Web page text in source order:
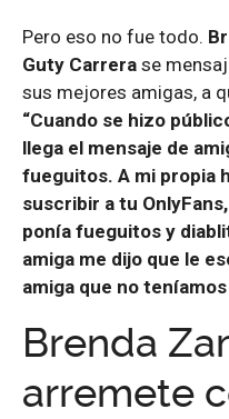
Pero eso no fue todo.
Guty Carrera se
sus mejores amigas, a
“Cuando se hizo
llega el mensaje de
fueguitos. A mi propia
suscribir a tu
ponía fueguitos y
amiga me dijo que le
amiga que no
Brenda
arremete